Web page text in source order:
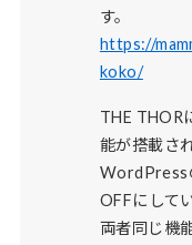
す。
https://
koko/
THE THOR
能が搭載さ
WordPress
OFFにして
両者同じ機